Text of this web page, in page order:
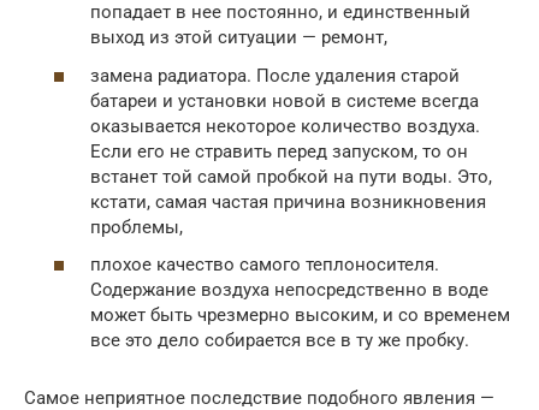
попадает в нее постоянно, и единственный
выход из этой ситуации — ремонт,
замена радиатора. После удаления старой
батареи и установки новой в системе всегда
оказывается некоторое количество воздуха.
Если его не стравить перед запуском, то он
встанет той самой пробкой на пути воды. Это,
кстати, самая частая причина возникновения
проблемы,
плохое качество самого теплоносителя.
Содержание воздуха непосредственно в воде
может быть чрезмерно высоким, и со временем
все это дело собирается все в ту же пробку.
Самое неприятное последствие подобного явления —